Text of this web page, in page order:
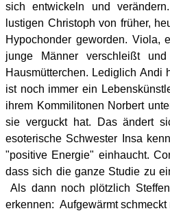
sich entwickeln und
lustigen Christoph von früher,
Hypochonder geworden. Viola,
junge Männer verschleißt
Hausmütterchen. Lediglich Andi
ist noch immer ein
ihrem Kommilitonen Norbert
sie verguckt hat. Das ändert
esoterische Schwester Insa
"positive Energie" einhaucht.
dass sich die ganze Studie zu
Als dann noch plötzlich
erkennen: Aufgewärmt schmeckt